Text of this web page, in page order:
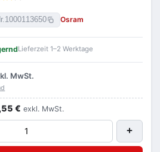
1000113650 Osram
Lieferzeit 1–2 Werktage
MwSt.
€ exkl. MwSt.
+